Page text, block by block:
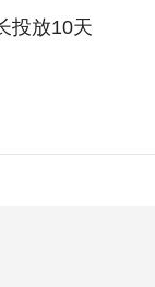
投放10天